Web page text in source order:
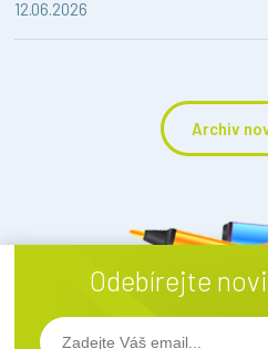
12.06.2026
Archiv
Odebírejte